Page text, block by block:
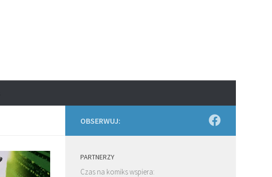
OBSERWUJ:
PARTNERZY
Czas na komiks wspiera: